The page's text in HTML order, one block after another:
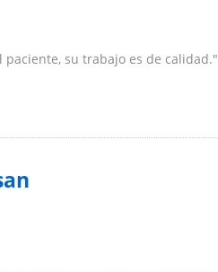
su trabajo es de calidad."